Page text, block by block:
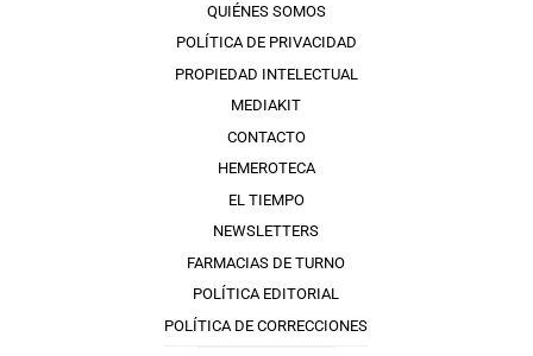
QUIÉNES SOMOS
POLÍTICA DE PRIVACIDAD
PROPIEDAD INTELECTUAL
MEDIAKIT
CONTACTO
HEMEROTECA
EL TIEMPO
NEWSLETTERS
FARMACIAS DE TURNO
POLÍTICA EDITORIAL
POLÍTICA DE CORRECCIONES